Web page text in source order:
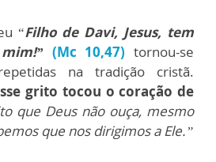
“Filho de Davi, Jesus, tem
(Mc 10,47) tornou-se
na tradição cristã.
grito tocou o coração de
que Deus não ouça, mesmo
que nos dirigimos a Ele.”